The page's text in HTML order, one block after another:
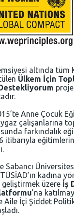
altında tüm
Ülkem İçin
Anne Çocuk
çalışanlarına
farkındalık
itibarıyla
Sabancı
kadına
üzere İş
’na
Aile İçi Şiddet